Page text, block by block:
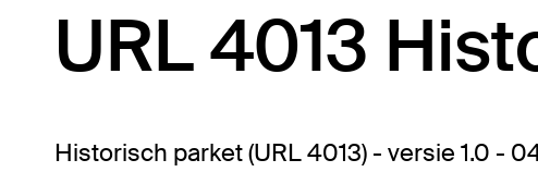
URL 4013
Historisch parket (URL 4013) - versie 1.0 -